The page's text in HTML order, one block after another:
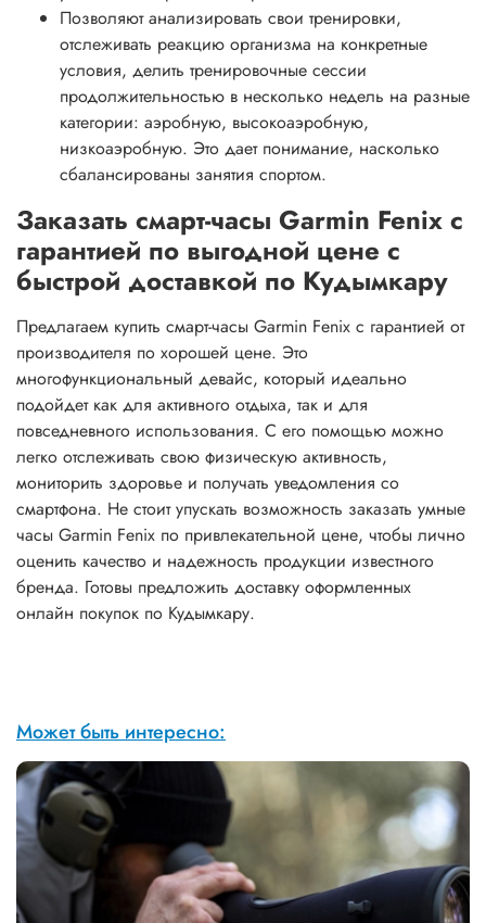
Позволяют анализировать свои тренировки,
отслеживать реакцию организма на конкретные
условия, делить тренировочные сессии
продолжительностью в несколько недель на разные
категории: аэробную, высокоаэробную,
низкоаэробную. Это дает понимание, насколько
сбалансированы занятия спортом.
Заказать смарт-часы Garmin Fenix с
гарантией по выгодной цене с
быстрой доставкой по Кудымкару
Предлагаем купить смарт-часы Garmin Fenix с гарантией от
производителя по хорошей цене. Это
многофункциональный девайс, который идеально
подойдет как для активного отдыха, так и для
повседневного использования. С его помощью можно
легко отслеживать свою физическую активность,
мониторить здоровье и получать уведомления со
смартфона. Не стоит упускать возможность заказать умные
часы Garmin Fenix по привлекательной цене, чтобы лично
оценить качество и надежность продукции известного
бренда. Готовы предложить доставку оформленных
онлайн покупок по Кудымкару.
Может быть интересно: